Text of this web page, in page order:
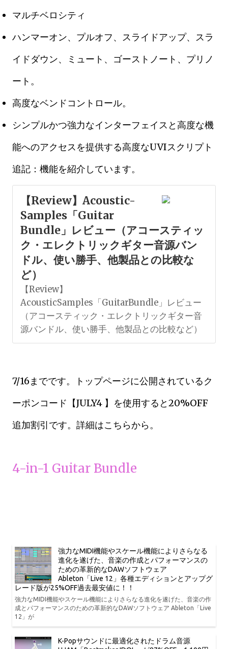
マルチベロシティ
ハンマーオン、プルオフ、スライドアップ、スラ
イドダウン、ミュート、ゴーストノート、プリノ
ート。
高度なベンドコントロール。
シンプルかつ強力なインターフェイスと高度な機
能へのアクセスを提供する高度なUVIスクリプト
追記：機能を紹介しています。
【Review】Acoustic-
Samples「Guitar
Bundle」レビュー（アコースティッ
ク・エレクトリックギター音源バン
ドル、使い勝手、他製品との比較な
ど）
【Review】
AcousticSamples「GuitarBundle」レビュー
（アコースティック・エレクトリックギター音
源バンドル、使い勝手、他製品との比較など）
7/16までです。トップページに公開されているク
ーポンコード【JULY4 】を使用すると20%OFF
追加割引です。 詳細はこちらから。
4-in-1 Guitar Bundle
強力なMIDI機能やスケール機能によりさらなる
進化を遂げた、音楽の作成とパフォーマンスの
ための革新的なDAWソフトウェア
Ableton「Live 12」各種エディションとアップグ
レード版が25%OFF過去最安値に！！
強力なMIDI機能やスケール機能によりさらなる進化を遂げた、音楽の作
成とパフォーマンスのための革新的なDAWソフトウェア Ableton「Live
12」が
K-Popサウンドに最適化されたドラム音源